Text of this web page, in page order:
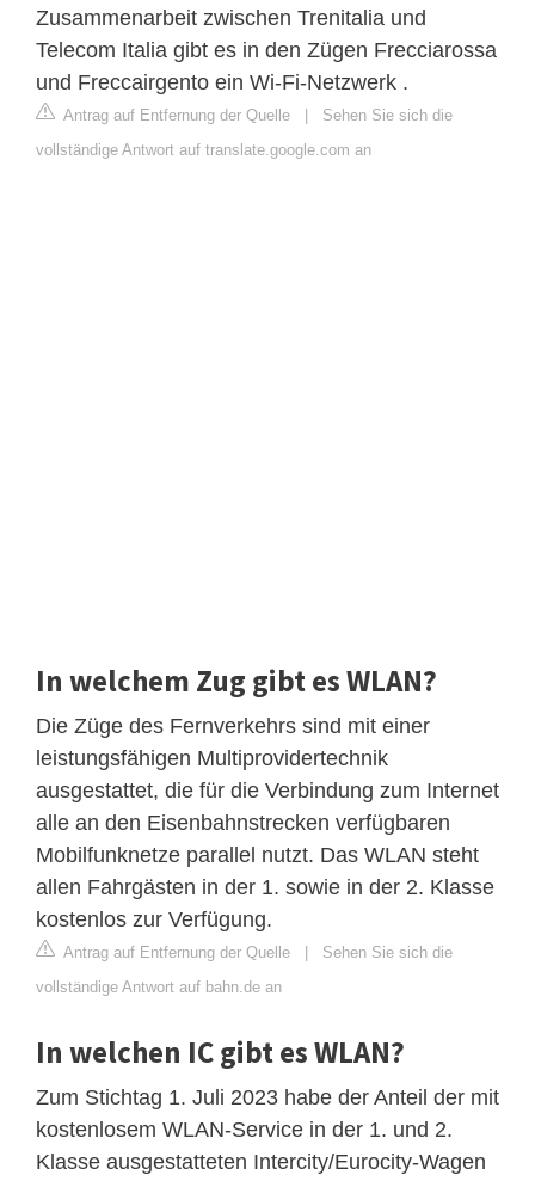
Zusammenarbeit zwischen Trenitalia und
Telecom Italia gibt es in den Zügen Frecciarossa
und Freccairgento ein Wi-Fi-Netzwerk .
Antrag auf Entfernung der Quelle
Sehen Sie sich die
vollständige Antwort auf translate.google.com an
In welchem Zug gibt es WLAN?
Die Züge des Fernverkehrs sind mit einer
leistungsfähigen Multiprovidertechnik
ausgestattet, die für die Verbindung zum Internet
alle an den Eisenbahnstrecken verfügbaren
Mobilfunknetze parallel nutzt. Das WLAN steht
allen Fahrgästen in der 1. sowie in der 2. Klasse
kostenlos zur Verfügung.
Antrag auf Entfernung der Quelle
Sehen Sie sich die
vollständige Antwort auf bahn.de an
In welchen IC gibt es WLAN?
Zum Stichtag 1. Juli 2023 habe der Anteil der mit
kostenlosem WLAN-Service in der 1. und 2.
Klasse ausgestatteten Intercity/Eurocity-Wagen